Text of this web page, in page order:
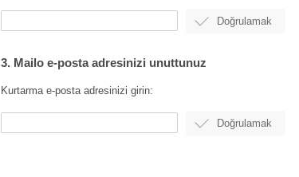
3. Mailo e-posta adresinizi unuttunuz
Kurtarma e-posta adresinizi girin: